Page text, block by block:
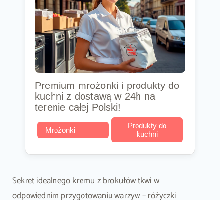
Premium mrożonki i produkty do
kuchni z dostawą w 24h na
terenie całej Polski!
Mrożonki
Produkty do
kuchni
Sekret idealnego kremu z brokułów tkwi w
odpowiednim przygotowaniu warzyw – różyczki